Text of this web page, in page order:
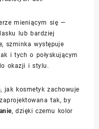
mieniącym się —
lub bardziej
szminka występuje
i tych o połyskującym
okazji i stylu.
jak kosmetyk zachowuje
tak, by
, dzięki czemu kolor